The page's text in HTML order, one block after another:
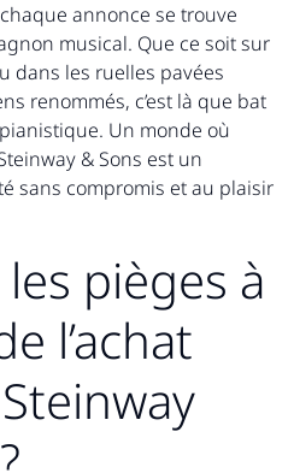
annonce se trouve
musical. Que ce soit sur
dans les ruelles pavées
renommés, c’est là que bat
Un monde où
& Sons est un
sans compromis et au plaisir
pièges à
l’achat